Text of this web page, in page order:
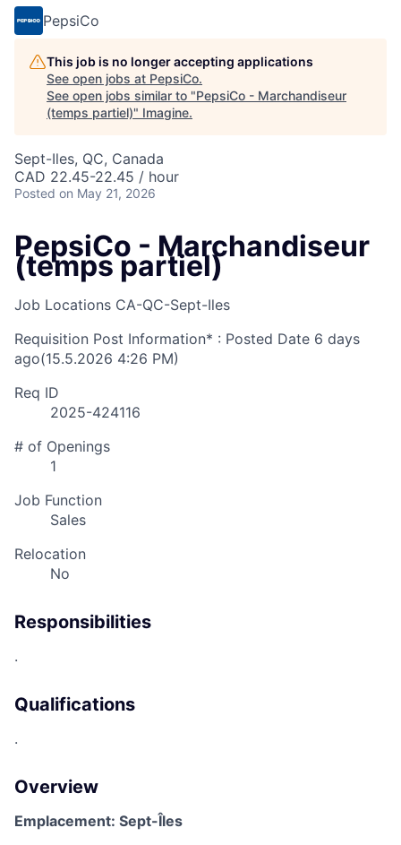
PepsiCo
This job is no longer accepting applications
See open jobs at PepsiCo.
See open jobs similar to "PepsiCo - Marchandiseur
(temps partiel)" Imagine.
Sept-Iles, QC, Canada
CAD 22.45-22.45 / hour
Posted on May 21, 2026
PepsiCo - Marchandiseur
(temps partiel)
Job Locations CA-QC-Sept-Iles
Requisition Post Information* : Posted Date 6 days
ago(15.5.2026 4:26 PM)
Req ID
2025-424116
# of Openings
1
Job Function
Sales
Relocation
No
Responsibilities
.
Qualifications
.
Overview
Emplacement: Sept-Îles